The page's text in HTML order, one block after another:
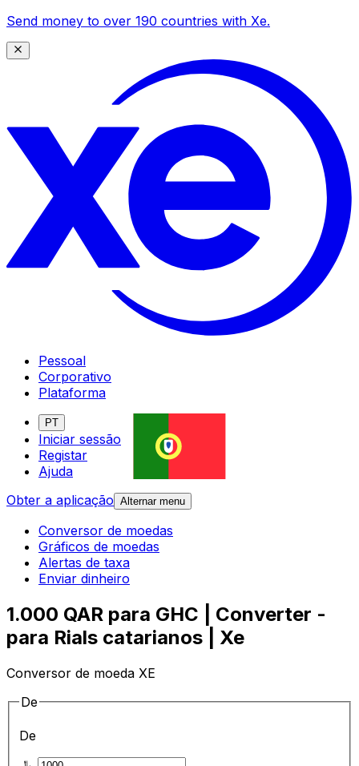
Send money to over 190 countries with Xe.
Pessoal
Corporativo
Plataforma
PT
Iniciar sessão
Registar
Ajuda
Obter a aplicação Alternar menu
Conversor de moedas
Gráficos de moedas
Alertas de taxa
Enviar dinheiro
1.000 QAR para GHC | Converter -
para Rials catarianos | Xe
Conversor de moeda XE
De
De